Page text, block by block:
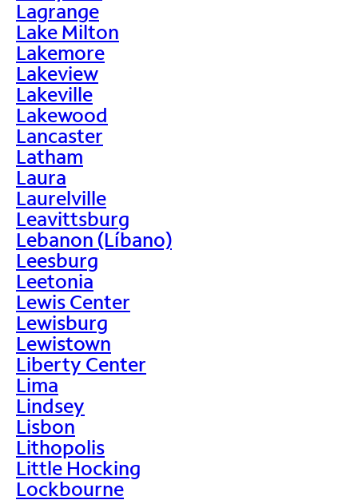
Lagrange
Lake Milton
Lakemore
Lakeview
Lakeville
Lakewood
Lancaster
Latham
Laura
Laurelville
Leavittsburg
Lebanon (Líbano)
Leesburg
Leetonia
Lewis Center
Lewisburg
Lewistown
Liberty Center
Lima
Lindsey
Lisbon
Lithopolis
Little Hocking
Lockbourne